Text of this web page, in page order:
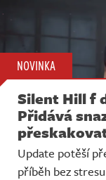
NOVINKA
Silent Hill f
Přidává
Update potěší
příběh bez